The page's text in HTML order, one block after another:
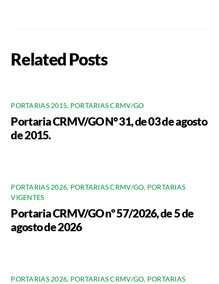
Related Posts
PORTARIAS 2015, PORTARIAS CRMV/GO
Portaria CRMV/GO N° 31, de 03 de agosto
de 2015.
PORTARIAS 2026, PORTARIAS CRMV/GO, PORTARIAS
VIGENTES
Portaria CRMV/GO nº 57/2026, de 5 de
agosto de 2026
PORTARIAS 2026, PORTARIAS CRMV/GO, PORTARIAS